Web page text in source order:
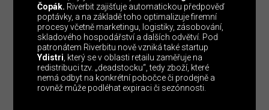
Čopák. Riverbit zajišťuje automatickou předpověď
poptávky, a na základě toho optimalizuje firemní
procesy včetně marketingu, logistiky, zásobování,
skladového hospodářství a dalších odvětví. Pod
patronátem Riverbitu nově vzniká také startup
Ydistri , který se v oblasti retailu zaměřuje na
redistribuci tzv. „deadstocku“, tedy zboží, které
nemá odbyt na konkrétní pobočce či prodejně a
rovněž může podléhat expiraci či sezónnosti.